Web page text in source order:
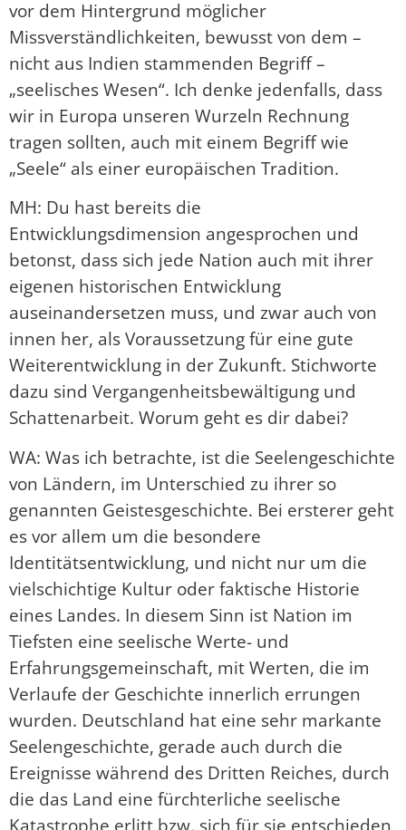
vor dem Hintergrund möglicher
Missverständlichkeiten, bewusst von dem –
nicht aus Indien stammenden Begriff –
„seelisches Wesen“. Ich denke jedenfalls, dass
wir in Europa unseren Wurzeln Rechnung
tragen sollten, auch mit einem Begriff wie
„Seele“ als einer europäischen Tradition.
MH: Du hast bereits die
Entwicklungsdimension angesprochen und
betonst, dass sich jede Nation auch mit ihrer
eigenen historischen Entwicklung
auseinandersetzen muss, und zwar auch von
innen her, als Voraussetzung für eine gute
Weiterentwicklung in der Zukunft. Stichworte
dazu sind Vergangenheitsbewältigung und
Schattenarbeit. Worum geht es dir dabei?
WA: Was ich betrachte, ist die Seelengeschichte
von Ländern, im Unterschied zu ihrer so
genannten Geistesgeschichte. Bei ersterer geht
es vor allem um die besondere
Identitätsentwicklung, und nicht nur um die
vielschichtige Kultur oder faktische Historie
eines Landes. In diesem Sinn ist Nation im
Tiefsten eine seelische Werte- und
Erfahrungsgemeinschaft, mit Werten, die im
Verlaufe der Geschichte innerlich errungen
wurden. Deutschland hat eine sehr markante
Seelengeschichte, gerade auch durch die
Ereignisse während des Dritten Reiches, durch
die das Land eine fürchterliche seelische
Katastrophe erlitt bzw. sich für sie entschieden